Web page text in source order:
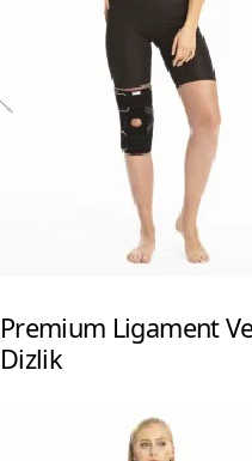
Premium Ligament
Dizlik